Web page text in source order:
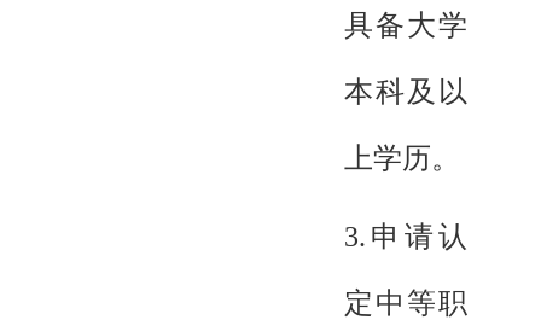
具备大学
本科及以
上学历。
3.申请认
定中等职